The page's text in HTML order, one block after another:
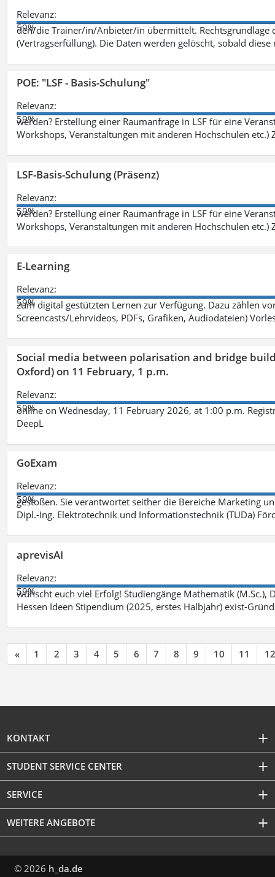
Relevanz:
59%
den/die Trainer/in/Anbieter/in übermittelt. Rechtsgrundlage
(Vertragserfüllung). Die Daten werden gelöscht, sobald
POE: "LSF - Basis-Schulung"
Relevanz:
59%
werden? Erstellung einer Raumanfrage in LSF für eine
Workshops, Veranstaltungen mit anderen Hochschulen etc.)
LSF-Basis-Schulung (Präsenz)
Relevanz:
59%
werden? Erstellung einer Raumanfrage in LSF für eine
Workshops, Veranstaltungen mit anderen Hochschulen etc.)
E-Learning
Relevanz:
59%
zum digital gestützten Lernen zur Verfügung. Dazu zählen
Screencasts/Lehrvideos, PDFs, Grafiken, Audiodateien)
Social media between polarisation and bridge
Oxford) on 11 February, 1 p.m.
Relevanz:
59%
online on Wednesday, 11 February 2026, at 1:00 p.m.
DeepL
GoExam
Relevanz:
59%
gestoßen. Sie verantwortet seither die Bereiche Marketing
Dipl.-Ing. Elektrotechnik und Informationstechnik (TUDa)
aprevisAI
Relevanz:
59%
wünscht euch viel Erfolg! Studiengänge Mathematik (M.Sc.),
Hessen Ideen Stipendium (2025, erstes Halbjahr) exist-
« 1 2 3 4 5 6 7 8 9 10 11 12
KONTAKT
STUDENT SERVICE CENTER
SERVICE
WEITERE ANGEBOTE
© 2026 h_da.de